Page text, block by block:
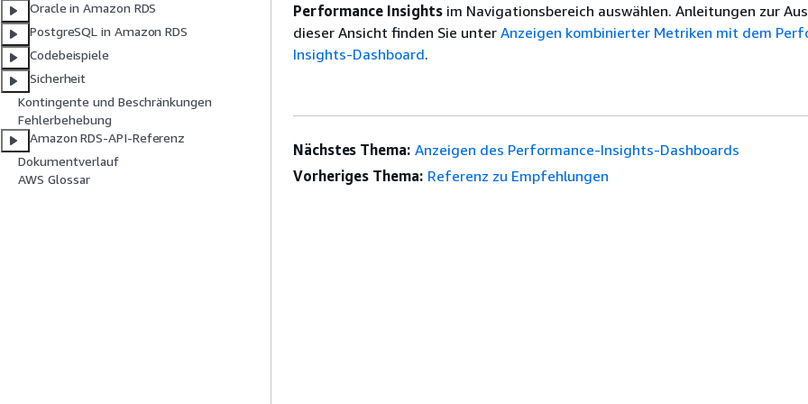
Oracle in Amazon RDS
PostgreSQL in Amazon RDS
Codebeispiele
Sicherheit
Kontingente und Beschränkungen
Fehlerbehebung
Amazon RDS-API-Referenz
Dokumentverlauf
AWS Glossar
Performance Insights im Navigationsbereich auswählen. Anleitungen zur
dieser Ansicht finden Sie unter Anzeigen kombinierter Metriken mit dem
Insights-Dashboard.
Nächstes Thema: Anzeigen des Performance-Insights-Dashboards
Vorheriges Thema: Referenz zu Empfehlungen